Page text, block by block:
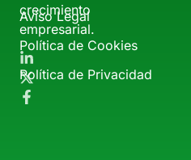
crecimiento
empresarial.
Aviso Legal
Política de Cookies
Política de Privacidad